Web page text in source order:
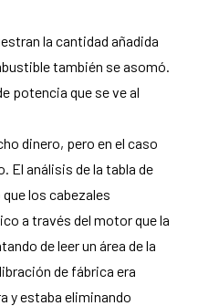
la cantidad añadida
también se asomó.
potencia que se ve al
dinero, pero en el caso
El análisis de la tabla de
los cabezales
a través del motor que la
de leer un área de la
de fábrica era
y estaba eliminando